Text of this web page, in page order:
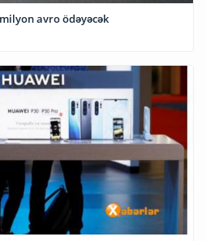
avro ödəyəcək